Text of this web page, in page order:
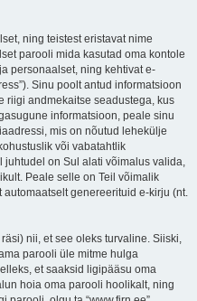
ning teistest eristavat nime
parooli mida kasutad oma kontole
personaalset, ning kehtivat e-
Sinu poolt antud informatsioon
riigi andmekaitse seadustega, kus
informatsioon, peale sinu
mis on nõutud lehekülje
või vabatahtlik
juhtudel on Sul alati võimalus valida,
Peale selle on Teil võimalik
genereerituid e-kirju (nt.
nii, et see oleks turvaline. Siiski,
parooli üle mitme hulga
et saaksid ligipääsu oma
hoia oma parooli hoolikalt, ning